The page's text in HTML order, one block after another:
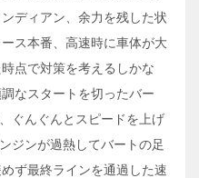
ディアン、余力を残した状
ス本番、高速時に車体が大
点で対策を考えるしかな
なスタートを切ったバー
ぐんぐんとスピードを上げ
ジンが過熱してバートの足
ず最終ラインを通過した速